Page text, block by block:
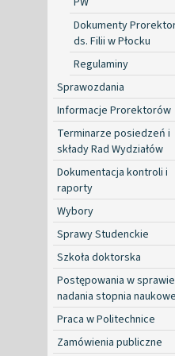
Dokumenty
ds. Filii w Płocku
Regulaminy
Sprawozdania
Informacje Prorektorów
Terminarze posiedzeń i
składy Rad Wydziałów
Dokumentacja kontroli i
raporty
Wybory
Sprawy Studenckie
Szkoła doktorska
Postępowania w sprawie
nadania stopnia
Praca w Politechnice
Zamówienia publiczne